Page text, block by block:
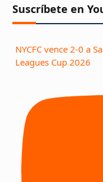
Suscríbete en
NYCFC vence 2-0 a
Leagues Cup 2026